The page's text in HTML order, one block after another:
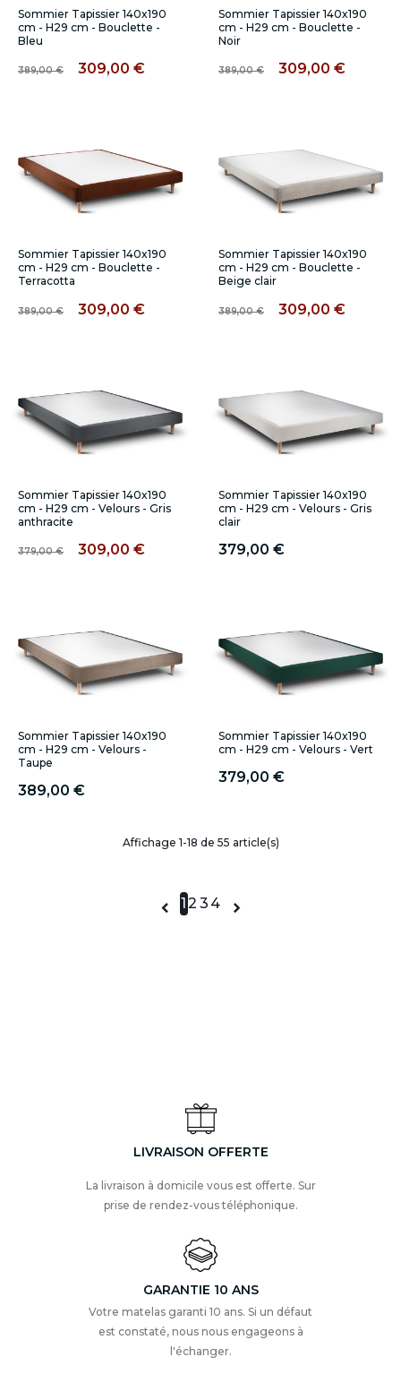
Sommier Tapissier 140x190
cm - H29 cm - Bouclette -
Bleu
389,00 € 309,00 €
Sommier Tapissier 140x190
cm - H29 cm - Bouclette -
Noir
389,00 € 309,00 €
Sommier Tapissier 140x190
cm - H29 cm - Bouclette -
Terracotta
389,00 € 309,00 €
Sommier Tapissier 140x190
cm - H29 cm - Bouclette -
Beige clair
389,00 € 309,00 €
Sommier Tapissier 140x190
cm - H29 cm - Velours - Gris
anthracite
379,00 € 309,00 €
Sommier Tapissier 140x190
cm - H29 cm - Velours - Gris
clair
379,00 €
Sommier Tapissier 140x190
cm - H29 cm - Velours -
Taupe
389,00 €
Sommier Tapissier 140x190
cm - H29 cm - Velours - Vert
379,00 €
Affichage 1-18 de 55 article(s)
 1 2 3 4 
LIVRAISON OFFERTE
La livraison à domicile vous est offerte. Sur
prise de rendez-vous téléphonique.
GARANTIE 10 ANS
Votre matelas garanti 10 ans. Si un défaut
est constaté, nous nous engageons à
l'échanger.